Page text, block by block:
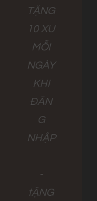
TẶNG
10 XU
MỖI
NGÀY
KHI
ĐĂN
G
NHẬP
-
tẶNG